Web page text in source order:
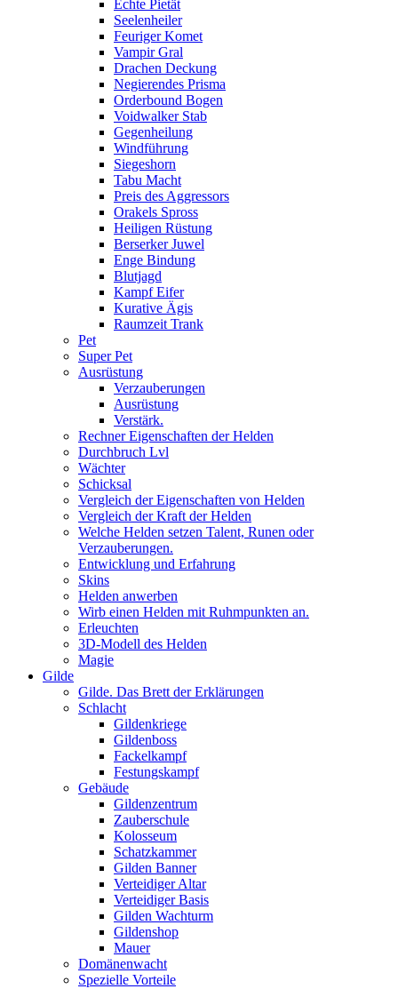
Echte Pietät
Seelenheiler
Feuriger Komet
Vampir Gral
Drachen Deckung
Negierendes Prisma
Orderbound Bogen
Voidwalker Stab
Gegenheilung
Windführung
Siegeshorn
Tabu Macht
Preis des Aggressors
Orakels Spross
Heiligen Rüstung
Berserker Juwel
Enge Bindung
Blutjagd
Kampf Eifer
Kurative Ägis
Raumzeit Trank
Pet
Super Pet
Ausrüstung
Verzauberungen
Ausrüstung
Verstärk.
Rechner Eigenschaften der Helden
Durchbruch Lvl
Wächter
Schicksal
Vergleich der Eigenschaften von Helden
Vergleich der Kraft der Helden
Welche Helden setzen Talent, Runen oder
Verzauberungen.
Entwicklung und Erfahrung
Skins
Helden anwerben
Wirb einen Helden mit Ruhmpunkten an.
Erleuchten
3D-Modell des Helden
Magie
Gilde
Gilde. Das Brett der Erklärungen
Schlacht
Gildenkriege
Gildenboss
Fackelkampf
Festungskampf
Gebäude
Gildenzentrum
Zauberschule
Kolosseum
Schatzkammer
Gilden Banner
Verteidiger Altar
Verteidiger Basis
Gilden Wachturm
Gildenshop
Mauer
Domänenwacht
Spezielle Vorteile